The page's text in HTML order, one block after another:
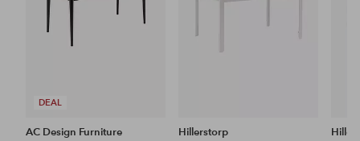
DEAL
AC Design Furniture
Hillerstorp